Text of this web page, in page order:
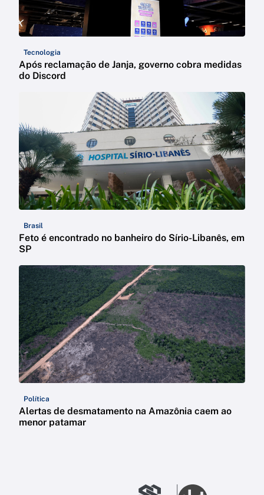
Tecnologia
Após reclamação de Janja, governo cobra medidas
do Discord
Brasil
Feto é encontrado no banheiro do Sírio-Libanês, em
SP
Política
Alertas de desmatamento na Amazônia caem ao
menor patamar